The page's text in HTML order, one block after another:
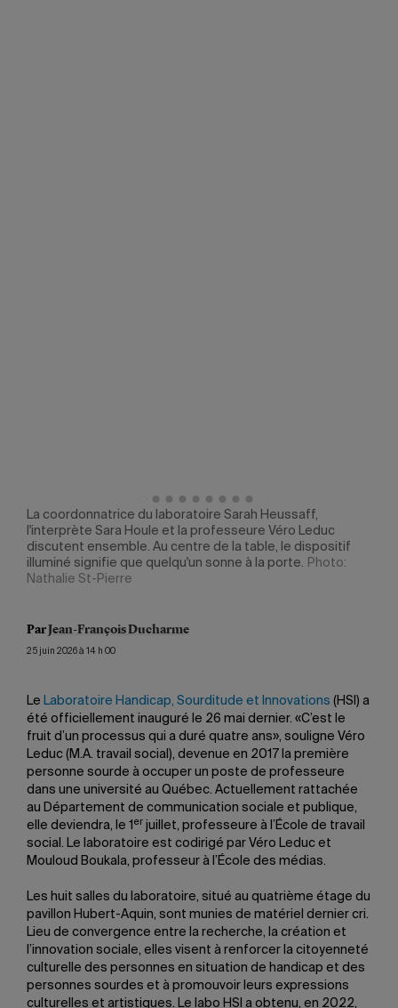
La coordonnatrice du laboratoire Sarah Heussaff,
l'interprète Sara Houle et la professeure Véro Leduc
discutent ensemble. Au centre de la table, le dispositif
illuminé signifie que quelqu'un sonne à la porte. Photo:
Nathalie St-Pierre
ParJean-François Ducharme
25 juin 2026 à 14 h 00
Le Laboratoire Handicap, Sourditude et Innovations (HSI) a
été officiellement inauguré le 26 mai dernier. «C’est le
fruit d’un processus qui a duré quatre ans», souligne Véro
Leduc (M.A. travail social), devenue en 2017 la première
personne sourde à occuper un poste de professeure
dans une université au Québec. Actuellement rattachée
au Département de communication sociale et publique,
elle deviendra, le 1 er juillet, professeure à l’École de travail
social. Le laboratoire est codirigé par Véro Leduc et
Mouloud Boukala, professeur à l’École des médias.
Les huit salles du laboratoire, situé au quatrième étage du
pavillon Hubert-Aquin, sont munies de matériel dernier cri.
Lieu de convergence entre la recherche, la création et
l’innovation sociale, elles visent à renforcer la citoyenneté
culturelle des personnes en situation de handicap et des
personnes sourdes et à promouvoir leurs expressions
culturelles et artistiques. Le labo HSI a obtenu, en 2022,